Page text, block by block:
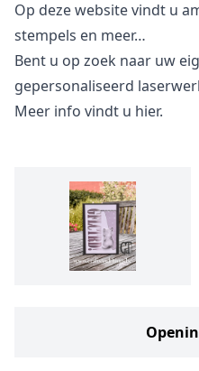
Op deze website vindt u
stempels en meer…
Bent u op zoek naar uw
gepersonaliseerd
Meer info vindt u hier.